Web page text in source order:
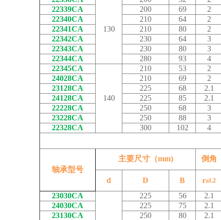
130
22339CA
200 69
2
22340CA
210 64
2
22341CA
210 80
2
22342CA
230 64
3
22343CA
230 80
3
22344CA
280 93
4
22345CA
140
210 53
2
24028CA
210 69
2
23128CA
225 68
2.1
24128CA
225 85
2.1
22228CA
250 68
3
23228CA
250 88
3
22328CA
300 102 4
轴承型号
主要尺寸（mm) 倒角
d D B ral.2
23030CA 225 56
2.1
24030CA
225 75
2.1
23130CA
250 80
2.1